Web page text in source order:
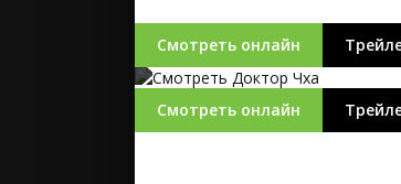
Смотреть онлайн
Смотреть онлайн